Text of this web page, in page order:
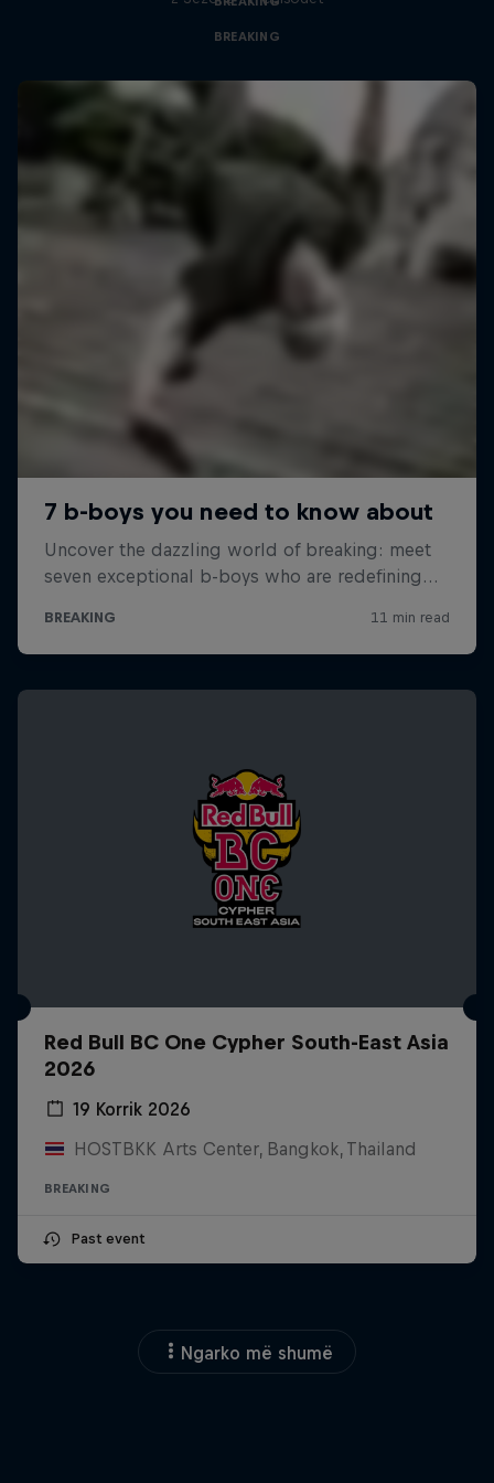
BREAKING
Red Bull BC One Cypher South-East Asia
2026
19 Korrik 2026
HOSTBKK Arts Center, Bangkok, Thailand
BREAKING
Past event
Ngarko më shumë